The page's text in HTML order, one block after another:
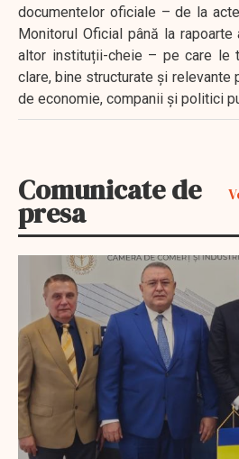
documentelor oficiale – de la
Monitorul Oficial până la rapoarte
altor instituții-cheie – pe care le
clare, bine structurate și relevante
de economie, companii și politici
Comunicate de
presa